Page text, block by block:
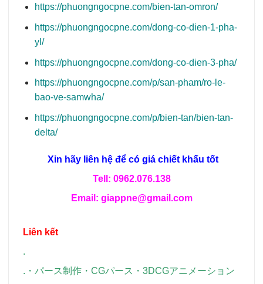
https://phuongngocpne.com/bien-tan-omron/
https://phuongngocpne.com/dong-co-dien-1-pha-
yl/
https://phuongngocpne.com/dong-co-dien-3-pha/
https://phuongngocpne.com/p/san-pham/ro-le-
bao-ve-samwha/
https://phuongngocpne.com/p/bien-tan/bien-tan-
delta/
Xin hãy liên hệ để có giá chiết khấu tốt
Tell: 0962.076.138
Email: giappne@gmail.com
Liên kết
.
. ・ パース制作 ・ CGパース ・ 3DCGアニメーション